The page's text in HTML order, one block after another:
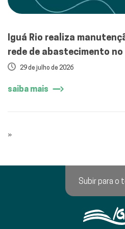
Iguá Rio realiza
rede de abastecimento no
Bandeirantes
29 de julho de 2026
saiba mais
»
Subir para o